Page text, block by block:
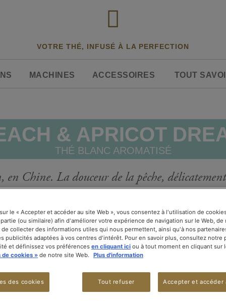
VOTRE THÉ, INFUSÉ À LA PERFECTION
MACHINES ACCESSOIRES TOUT
& APRICOT
THÉ BLANC AROMATISÉ
Chine. La douceur de la pêche,
rêver plus d'un(e). Un thé blanc fruité et
le « Accepter et accéder au site Web », vous consentez à l'utilisation de
(ou similaire) afin d'améliorer votre expérience de navigation sur le Web, de
collecter des informations utiles qui nous permettent, ainsi qu'à nos
publicités adaptées à vos centres d'intérêt. Pour en savoir plus, consultez notre
et définissez vos préférences en cliquant ici ou à tout moment en cliquant sur
de cookies » de notre site Web. Plus d'information
des cookies Tout refuser Accepter et accéder